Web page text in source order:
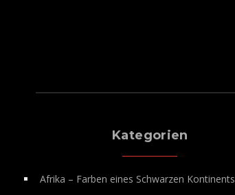
Kategorien
Afrika – Farben eines Schwarzen Kontinents